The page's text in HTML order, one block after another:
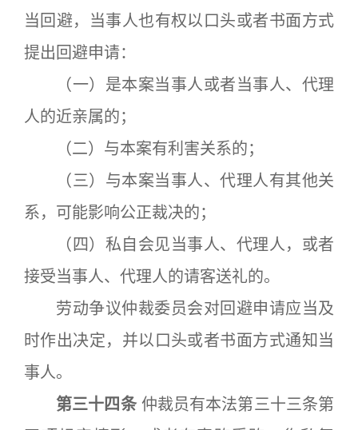
当回避，当事人也有权以口头或者书面方式
提出回避申请：
（一）是本案当事人或者当事人、代理
人的近亲属的；
（二）与本案有利害关系的；
（三）与本案当事人、代理人有其他关
系，可能影响公正裁决的；
（四）私自会见当事人、代理人，或者
接受当事人、代理人的请客送礼的。
劳动争议仲裁委员会对回避申请应当及
时作出决定，并以口头或者书面方式通知当
事人。
第三十四条仲裁员有本法第三十三条第